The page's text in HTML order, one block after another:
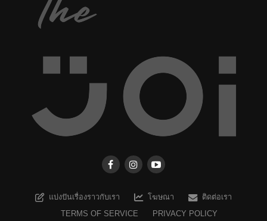
แบ่งปันเรื่องราวกับเรา โฆษณา
ติดต่อเรา
TERMS OF SERVICE
PRIVACY POLICY